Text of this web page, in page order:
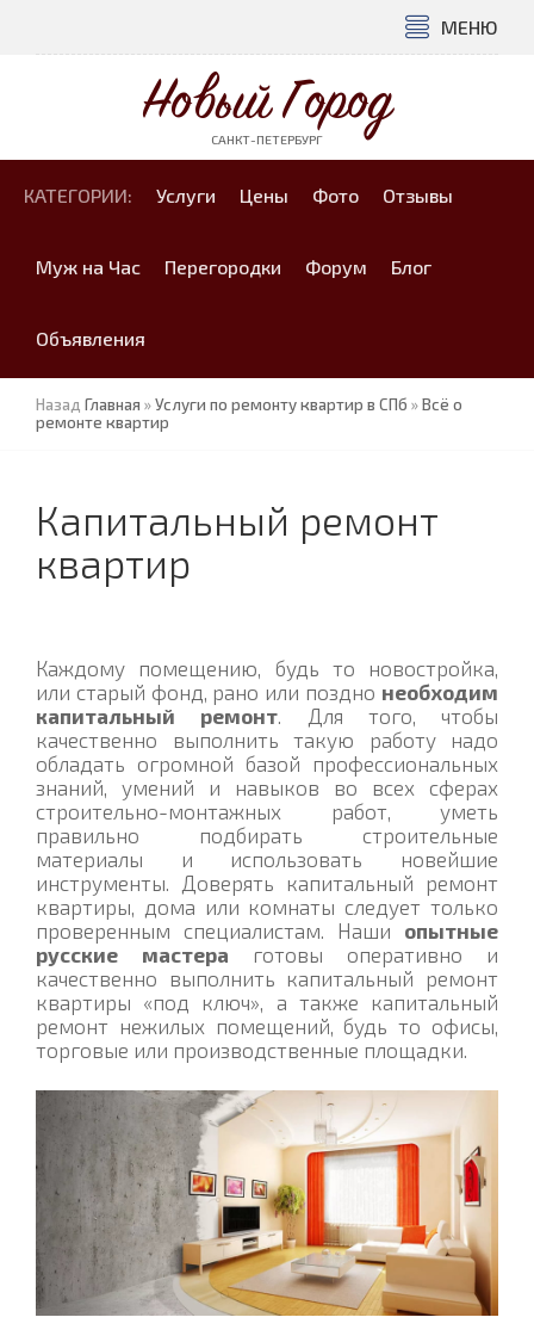
МЕНЮ
Новый Город
САНКТ-ПЕТЕРБУРГ
КАТЕГОРИИ: Услуги Цены Фото Отзывы
Муж на Час Перегородки Форум Блог
Объявления
Назад Главная »Услуги по ремонту квартир в СПб »Всё о
ремонте квартир
Капитальный ремонт
квартир
Каждому помещению, будь то новостройка,
или старый фонд, рано или поздно необходим
капитальный ремонт. Для того, чтобы
качественно выполнить такую работу надо
обладать огромной базой профессиональных
знаний, умений и навыков во всех сферах
строительно-монтажных работ, уметь
правильно подбирать строительные
материалы и использовать новейшие
инструменты. Доверять капитальный ремонт
квартиры, дома или комнаты следует только
проверенным специалистам. Наши опытные
русские мастера готовы оперативно и
качественно выполнить капитальный ремонт
квартиры «под ключ», а также капитальный
ремонт нежилых помещений, будь то офисы,
торговые или производственные площадки.